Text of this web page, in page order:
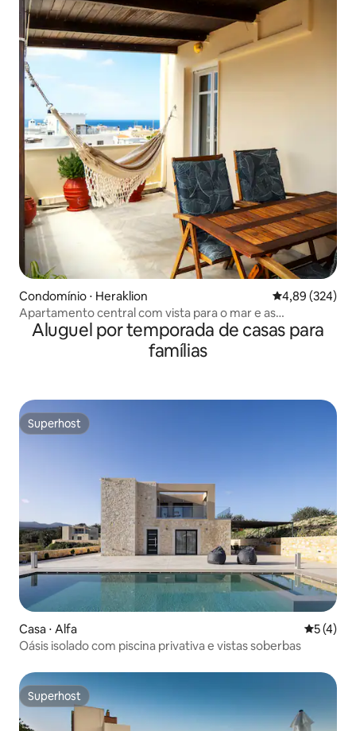
Condomínio ⋅ Heraklion 4,89 de uma
4,89 (324)
Apartamento central com vista para o mar e as
montanhas
Aluguel por temporada de casas para
famílias
Superhost
Superhost
Casa ⋅ Alfa 5 de
5 (4)
Oásis isolado com piscina privativa e vistas soberbas
Superhost
Superhost